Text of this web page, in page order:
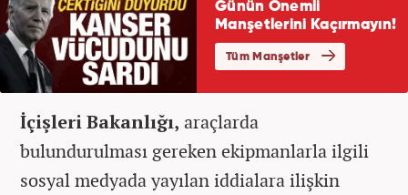
İçişleri Bakanlığı, araçlarda
bulundurulması gereken ekipmanlarla ilgili
sosyal medyada yayılan iddialara ilişkin